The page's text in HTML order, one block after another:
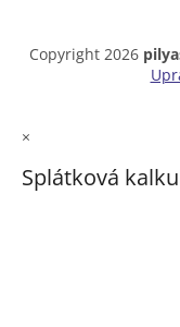
Copyright 2026
×
Splátková